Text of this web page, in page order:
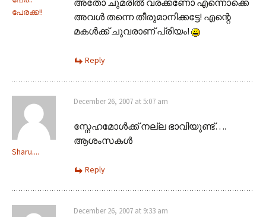
പേരക്ക!!
അതോ ചുമരില്‍ വരക്കണോ എന്നൊക്കെ
അവള്‍ തന്നെ തീരുമാനിക്കട്ടേ! എന്റെ
മകള്‍ക്ക് ചുവരാണ് പ്രിയം!
Reply
Sharu....
December 26, 2007 at 5:07 am
സ്നേഹമോള്‍ക്ക് നല്ല ഭാവിയുണ്ട്….
ആശംസകള്‍
Reply
December 26, 2007 at 9:33 am